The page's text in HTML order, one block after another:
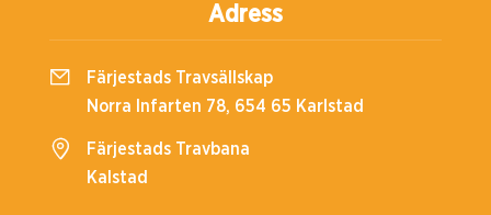
Adress
Färjestads Travsällskap
Norra Infarten 78, 654 65 Karlstad
Färjestads Travbana
Kalstad